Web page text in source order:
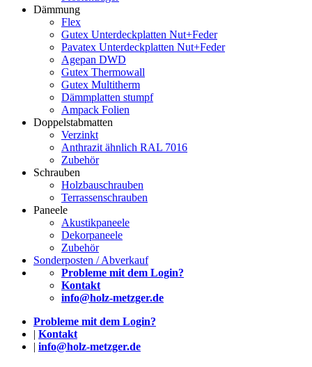
Dämmung
Flex
Gutex Unterdeckplatten Nut+Feder
Pavatex Unterdeckplatten Nut+Feder
Agepan DWD
Gutex Thermowall
Gutex Multitherm
Dämmplatten stumpf
Ampack Folien
Doppelstabmatten
Verzinkt
Anthrazit ähnlich RAL 7016
Zubehör
Schrauben
Holzbauschrauben
Terrassenschrauben
Paneele
Akustikpaneele
Dekorpaneele
Zubehör
Sonderposten / Abverkauf
Probleme mit dem Login?
Kontakt
info@holz-metzger.de
Probleme mit dem Login?
| Kontakt
| info@holz-metzger.de